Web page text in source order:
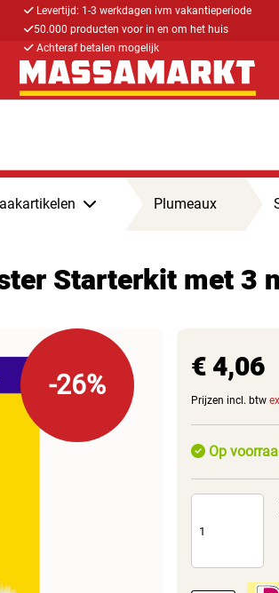
Levertijd: 1-3 werkdagen ivm vakantieperiode
50.000 producten voor in en om het huis
Achteraf betalen mogelijk
Plumeaux
Starterkit met 3
-26% € 4,06
Prijzen incl. btw
Op